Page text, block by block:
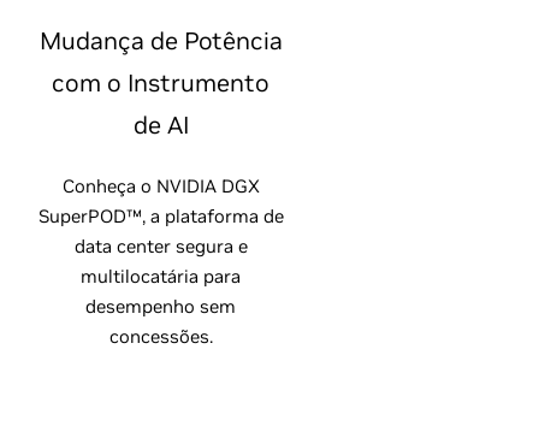
Mudança de Potência
com o Instrumento
de AI
Conheça o NVIDIA DGX
SuperPOD™, a plataforma de
data center segura e
multilocatária para
desempenho sem
concessões.